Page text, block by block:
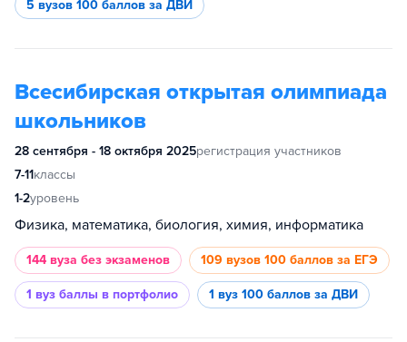
5 вузов 100 баллов за ДВИ
Всесибирская открытая олимпиада
школьников
28 сентября - 18 октября 2025регистрация участников
7-11классы
1-2уровень
Физика, математика, биология, химия, информатика
144 вуза без экзаменов 109 вузов 100 баллов за ЕГЭ
1 вуз баллы в портфолио 1 вуз 100 баллов за ДВИ